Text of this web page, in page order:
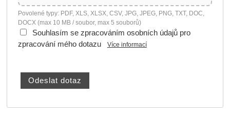
Povolené typy: PDF, XLS, XLSX, CSV, JPG, JPEG, PNG, TXT, DOC,
DOCX (max 10 MB / soubor, max 5 souborů)
Souhlasím se zpracováním osobních údajů pro
zpracování mého dotazu
Více informací